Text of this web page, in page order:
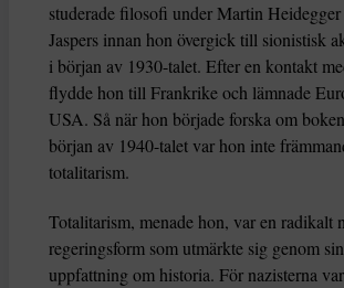
studerade filosofi under Martin
Jaspers innan hon övergick till sionistisk
i början av 1930-talet. Efter en kontakt
flydde hon till Frankrike och lämnade
USA. Så när hon började forska om
början av 1940-talet var hon inte
totalitarism.
Totalitarism, menade hon, var en radikalt
regeringsform som utmärkte sig genom
uppfattning om historia. För nazisterna